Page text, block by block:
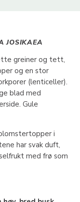
JOSIKAEA
greiner og tett,
og en stor
(lenticeller).
blad med
Gule
i
har svak duft,
med frø som